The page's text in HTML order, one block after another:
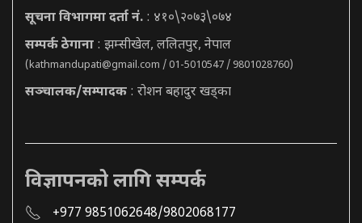
सूचना विभागमा दर्ता नं. : ४१०\२०७३\०७४
सम्पर्क ठेगाना : झम्सीखेल, ललितपुर, नेपाल
(kathmandupati@gmail.com / 01-5010547 / 9801028760)
सञ्चालक/सम्पादक : रोशन बहादुर खड्का
विज्ञापनको लागि सम्पर्क
+977 9851062648/9802068177